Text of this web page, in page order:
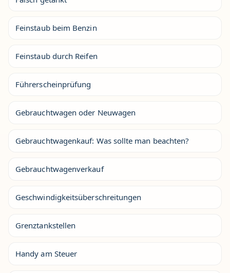
Feinstaub beim Benzin
Feinstaub durch Reifen
Führerscheinprüfung
Gebrauchtwagen oder Neuwagen
Gebrauchtwagenkauf: Was sollte man beachten?
Gebrauchtwagenverkauf
Geschwindigkeitsüberschreitungen
Grenztankstellen
Handy am Steuer